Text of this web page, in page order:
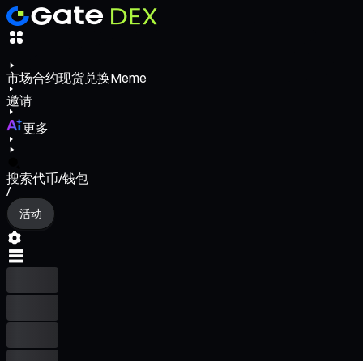
市场合约现货兑换Meme
邀请
更多
搜索代币/钱包
/
活动